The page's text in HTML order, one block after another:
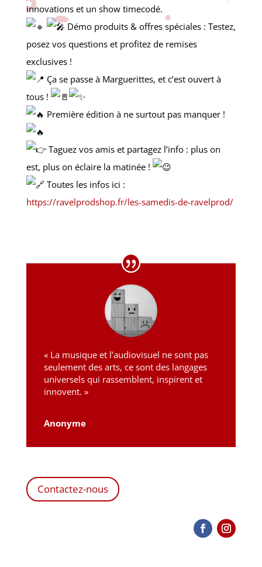
innovations et un show timecodé.
Démo produits & offres spéciales : Testez,
posez vos questions et profitez de remises
exclusives !
Ça se passe à Marguerittes, et c’est ouvert à
tous !
Première édition à ne surtout pas manquer !
Taguez vos amis et partagez l’info : plus on
est, plus on éclaire la matinée !
Toutes les infos ici :
https://ravelprodshop.fr/les-samedis-de-ravelprod/
« La musique et l’audiovisuel ne sont pas
seulement des arts, ce sont des langages
universels qui rassemblent, inspirent et
innovent. »
Anonyme
Contactez-nous